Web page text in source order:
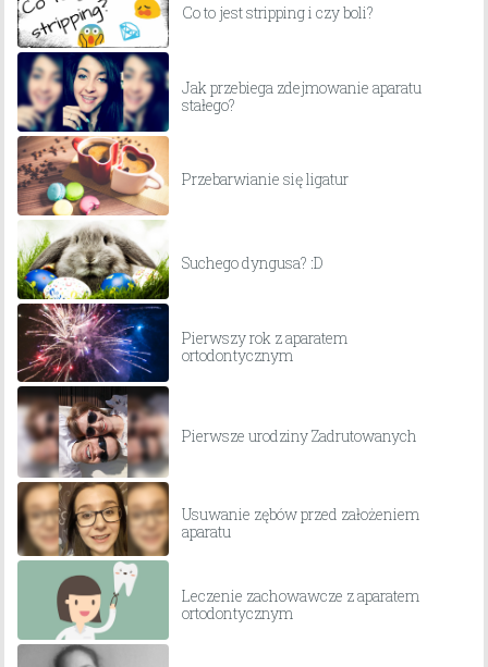
Co to jest stripping i czy boli?
Jak przebiega zdejmowanie aparatu
stałego?
Przebarwianie się ligatur
Suchego dyngusa? :D
Pierwszy rok z aparatem
ortodontycznym
Pierwsze urodziny Zadrutowanych
Usuwanie zębów przed założeniem
aparatu
Leczenie zachowawcze z aparatem
ortodontycznym